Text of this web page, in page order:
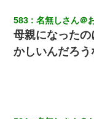
驚愕…
【衝撃】職場に入っ
583 名無しさん＠
母親になった
かしいんだろう